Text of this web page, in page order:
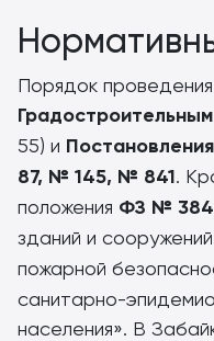
Порядок
55) и
87, № 145, № 841.
положения ФЗ №
зданий и
пожарной
санитарно-
населения». В